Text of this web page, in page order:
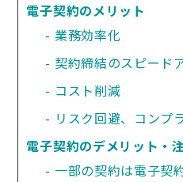
電子契約のメリット
業務効率化
契約締結のスピード
コスト削減
リスク回避、コンプ
電子契約のデメリット・
一部の契約は電子契